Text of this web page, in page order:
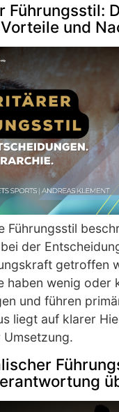
Führungsstil:
und
Führungsstil
der
getroffen
haben wenig oder
und führen
liegt auf klarer
Umsetzung.